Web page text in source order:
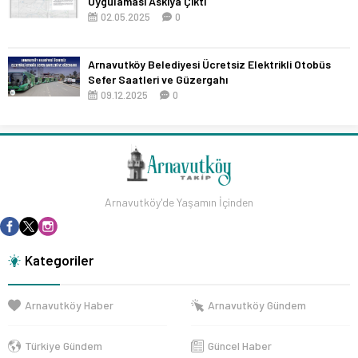
02.05.2025 0
Arnavutköy Belediyesi Ücretsiz Elektrikli Otobüs
Sefer Saatleri ve Güzergahı
09.12.2025 0
Arnavutköy'de Yaşamın İçinden
Kategoriler
Arnavutköy Haber Arnavutköy Gündem
Türkiye Gündem Güncel Haber